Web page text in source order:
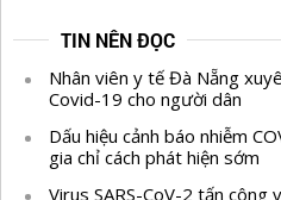
TIN NÊN ĐỌC
Nhân viên y tế Đà Nẵng
Covid-19 cho người dân
Dấu hiệu cảnh báo nhiễm
gia chỉ cách phát hiện sớm
Virus SARS-CoV-2 tấn